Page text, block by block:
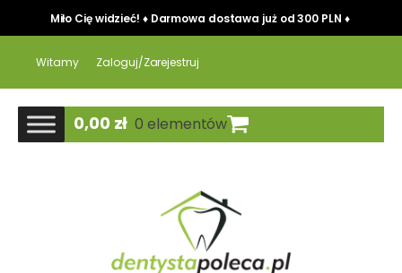
Miło Cię widzieć! ♦ Darmowa dostawa już od 300 PLN ♦
Witamy Zaloguj/Zarejestruj
0,00 zł 0 elementów